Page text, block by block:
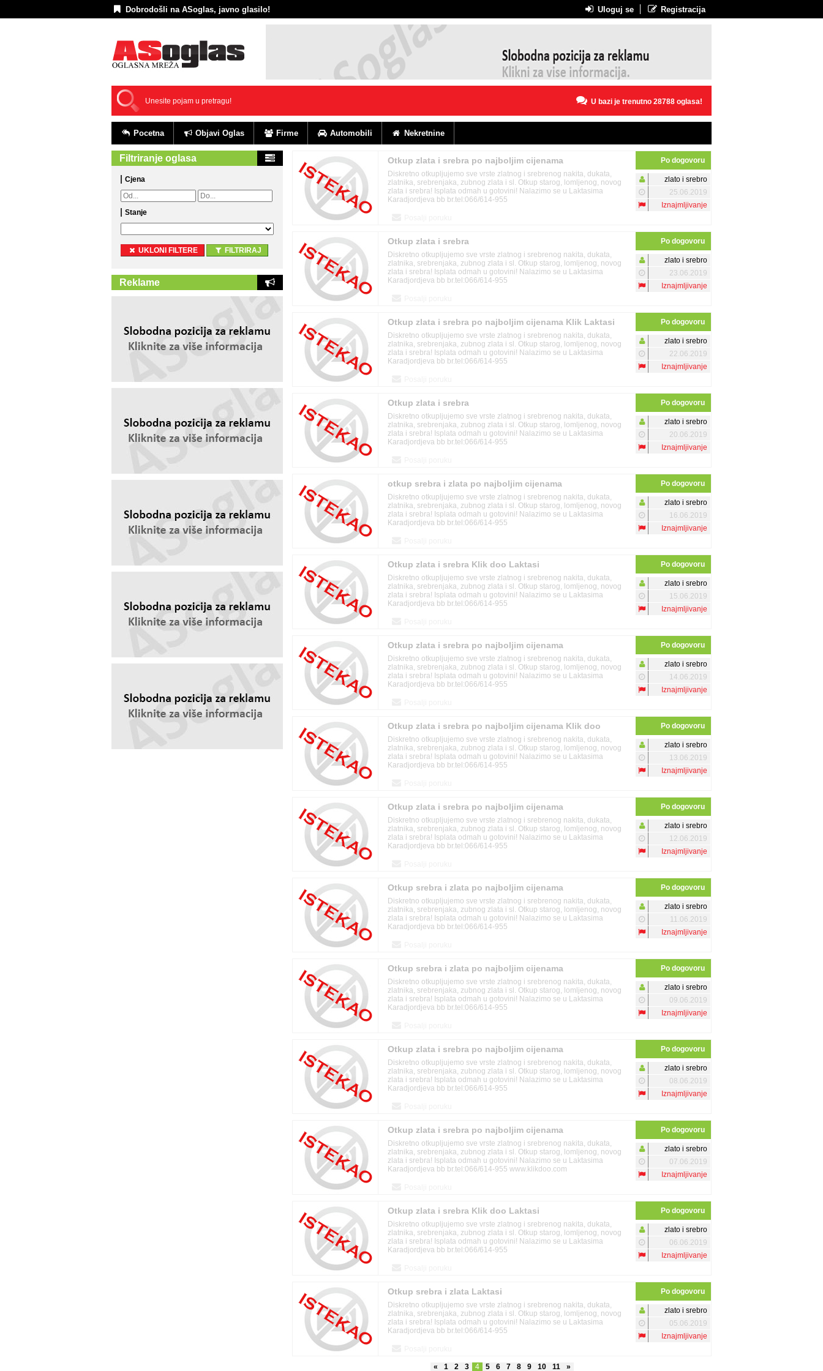
Dobrodošli na ASoglas, javno glasilo! Uloguj se Registracija
U bazi je trenutno 28788 oglasa!
Pocetna Objavi Oglas Firme Automobili Nekretnine
Filtriranje oglasa
Cjena
Stanje
UKLONI FILTERE FILTRIRAJ
Reklame
Otkup zlata i srebra po najboljim cijenama
Diskretno otkupljujemo sve vrste zlatnog i srebrenog nakita, dukata,
zlatnika, srebrenjaka, zubnog zlata i sl. Otkup starog, lomljenog, novog
zlata i srebra! Isplata odmah u gotovini! Nalazimo se u Laktasima
Karadjordjeva bb br.tel:066/614-955
Po dogovoru
zlato i srebro
25.06.2019
Iznajmljivanje
Otkup zlata i srebra
Diskretno otkupljujemo sve vrste zlatnog i srebrenog nakita, dukata,
zlatnika, srebrenjaka, zubnog zlata i sl. Otkup starog, lomljenog, novog
zlata i srebra! Isplata odmah u gotovini! Nalazimo se u Laktasima
Karadjordjeva bb br.tel:066/614-955
Po dogovoru
zlato i srebro
23.06.2019
Iznajmljivanje
Otkup zlata i srebra po najboljim cijenama Klik Laktasi
Diskretno otkupljujemo sve vrste zlatnog i srebrenog nakita, dukata,
zlatnika, srebrenjaka, zubnog zlata i sl. Otkup starog, lomljenog, novog
zlata i srebra! Isplata odmah u gotovini! Nalazimo se u Laktasima
Karadjordjeva bb br.tel:066/614-955
Po dogovoru
zlato i srebro
22.06.2019
Iznajmljivanje
Otkup zlata i srebra
Diskretno otkupljujemo sve vrste zlatnog i srebrenog nakita, dukata,
zlatnika, srebrenjaka, zubnog zlata i sl. Otkup starog, lomljenog, novog
zlata i srebra! Isplata odmah u gotovini! Nalazimo se u Laktasima
Karadjordjeva bb br.tel:066/614-955
Po dogovoru
zlato i srebro
20.06.2019
Iznajmljivanje
otkup srebra i zlata po najboljim cijenama
Diskretno otkupljujemo sve vrste zlatnog i srebrenog nakita, dukata,
zlatnika, srebrenjaka, zubnog zlata i sl. Otkup starog, lomljenog, novog
zlata i srebra! Isplata odmah u gotovini! Nalazimo se u Laktasima
Karadjordjeva bb br.tel:066/614-955
Po dogovoru
zlato i srebro
16.06.2019
Iznajmljivanje
Otkup zlata i srebra Klik doo Laktasi
Diskretno otkupljujemo sve vrste zlatnog i srebrenog nakita, dukata,
zlatnika, srebrenjaka, zubnog zlata i sl. Otkup starog, lomljenog, novog
zlata i srebra! Isplata odmah u gotovini! Nalazimo se u Laktasima
Karadjordjeva bb br.tel:066/614-955
Po dogovoru
zlato i srebro
15.06.2019
Iznajmljivanje
Otkup zlata i srebra po najboljim cijenama
Diskretno otkupljujemo sve vrste zlatnog i srebrenog nakita, dukata,
zlatnika, srebrenjaka, zubnog zlata i sl. Otkup starog, lomljenog, novog
zlata i srebra! Isplata odmah u gotovini! Nalazimo se u Laktasima
Karadjordjeva bb br.tel:066/614-955
Po dogovoru
zlato i srebro
14.06.2019
Iznajmljivanje
Otkup zlata i srebra po najboljim cijenama Klik doo
Laktasi
Diskretno otkupljujemo sve vrste zlatnog i srebrenog nakita, dukata,
zlatnika, srebrenjaka, zubnog zlata i sl. Otkup starog, lomljenog, novog
zlata i srebra! Isplata odmah u gotovini! Nalazimo se u Laktasima
Karadjordjeva bb br.tel:066/614-955
Po dogovoru
zlato i srebro
13.06.2019
Iznajmljivanje
Otkup zlata i srebra po najboljim cijenama
Diskretno otkupljujemo sve vrste zlatnog i srebrenog nakita, dukata,
zlatnika, srebrenjaka, zubnog zlata i sl. Otkup starog, lomljenog, novog
zlata i srebra! Isplata odmah u gotovini! Nalazimo se u Laktasima
Karadjordjeva bb br.tel:066/614-955
Po dogovoru
zlato i srebro
12.06.2019
Iznajmljivanje
Otkup srebra i zlata po najboljim cijenama
Diskretno otkupljujemo sve vrste zlatnog i srebrenog nakita, dukata,
zlatnika, srebrenjaka, zubnog zlata i sl. Otkup starog, lomljenog, novog
zlata i srebra! Isplata odmah u gotovini! Nalazimo se u Laktasima
Karadjordjeva bb br.tel:066/614-955
Po dogovoru
zlato i srebro
11.06.2019
Iznajmljivanje
Otkup srebra i zlata po najboljim cijenama
Diskretno otkupljujemo sve vrste zlatnog i srebrenog nakita, dukata,
zlatnika, srebrenjaka, zubnog zlata i sl. Otkup starog, lomljenog, novog
zlata i srebra! Isplata odmah u gotovini! Nalazimo se u Laktasima
Karadjordjeva bb br.tel:066/614-955
Po dogovoru
zlato i srebro
09.06.2019
Iznajmljivanje
Otkup zlata i srebra po najboljim cijenama
Diskretno otkupljujemo sve vrste zlatnog i srebrenog nakita, dukata,
zlatnika, srebrenjaka, zubnog zlata i sl. Otkup starog, lomljenog, novog
zlata i srebra! Isplata odmah u gotovini! Nalazimo se u Laktasima
Karadjordjeva bb br.tel:066/614-955
Po dogovoru
zlato i srebro
08.06.2019
Iznajmljivanje
Otkup zlata i srebra po najboljim cijenama
Diskretno otkupljujemo sve vrste zlatnog i srebrenog nakita, dukata,
zlatnika, srebrenjaka, zubnog zlata i sl. Otkup starog, lomljenog, novog
zlata i srebra! Isplata odmah u gotovini! Nalazimo se u Laktasima
Karadjordjeva bb br.tel:066/614-955 www.klikdoo.com
Po dogovoru
zlato i srebro
07.06.2019
Iznajmljivanje
Otkup zlata i srebra Klik doo Laktasi
Diskretno otkupljujemo sve vrste zlatnog i srebrenog nakita, dukata,
zlatnika, srebrenjaka, zubnog zlata i sl. Otkup starog, lomljenog, novog
zlata i srebra! Isplata odmah u gotovini! Nalazimo se u Laktasima
Karadjordjeva bb br.tel:066/614-955
Po dogovoru
zlato i srebro
06.06.2019
Iznajmljivanje
Otkup srebra i zlata Laktasi
Diskretno otkupljujemo sve vrste zlatnog i srebrenog nakita, dukata,
zlatnika, srebrenjaka, zubnog zlata i sl. Otkup starog, lomljenog, novog
zlata i srebra! Isplata odmah u gotovini! Nalazimo se u Laktasima
Karadjordjeva bb br.tel:066/614-955
Po dogovoru
zlato i srebro
05.06.2019
Iznajmljivanje
« 1 2 3 4 5 6 7 8 9 10 11 »